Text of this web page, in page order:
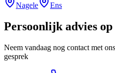
Nagele
Ens
Persoonlijk advies
Neem vandaag nog contact met
gesprek